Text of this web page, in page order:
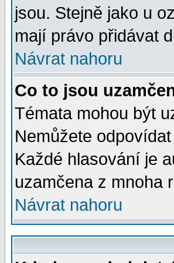
jsou. Stejně jako u
mají právo přidávat
Návrat nahoru
Co to jsou
Témata mohou být
Nemůžete
Každé hlasování je
uzamčena z mnoha
Návrat nahoru